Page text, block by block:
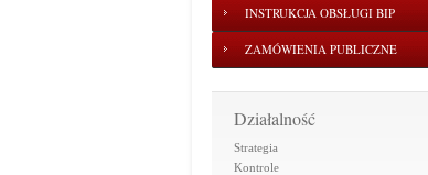
INSTRUKCJA OBSŁUGI BIP
ZAMÓWIENIA PUBLICZNE
Działalność
Strategia
Kontrole